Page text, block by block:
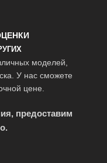
моделей,
У нас сможете
цене.
предоставим